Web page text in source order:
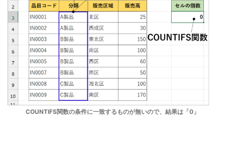
COUNTIFS関数の条件に一致するものが無いので、結果は「0」